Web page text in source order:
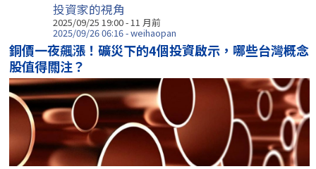
投資家的視角
2025/09/25 19:00 - 11 月前
2025/09/26 06:16 - weihaopan
銅價一夜飆漲！礦災下的4個投資啟示，哪些台灣概念
股值得關注？